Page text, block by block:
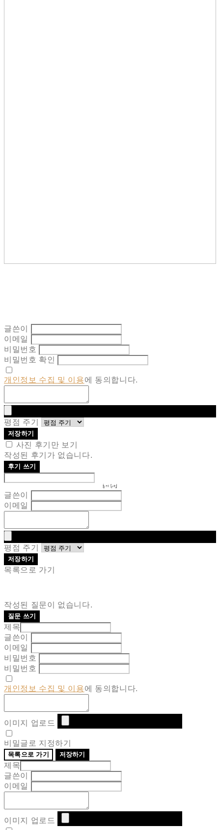
글쓴이
이메일
비밀번호
비밀번호 확인
개인정보 수집 및 이용에 동의합니다.
평점 주기
저장하기
사진 후기만 보기
작성된 후기가 없습니다.
후기 쓰기
후기 수정
글쓴이
이메일
평점 주기
저장하기
목록으로 가기
작성된 질문이 없습니다.
질문 쓰기
제목
글쓴이
이메일
비밀번호
비밀번호
개인정보 수집 및 이용에 동의합니다.
이미지 업로드
비밀글로 지정하기
목록으로 가기 저장하기
제목
글쓴이
이메일
이미지 업로드